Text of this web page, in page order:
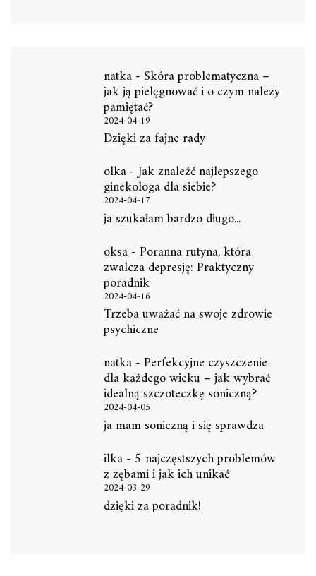
natka-Skóra problematyczna –
jak ją pielęgnować i o czym należy
pamiętać?
2024-04-19
Dzięki za fajne rady
olka-Jak znaleźć najlepszego
ginekologa dla siebie?
2024-04-17
ja szukałam bardzo długo...
oksa-Poranna rutyna, która
zwalcza depresję: Praktyczny
poradnik
2024-04-16
Trzeba uważać na swoje zdrowie
psychiczne
natka-Perfekcyjne czyszczenie
dla każdego wieku – jak wybrać
idealną szczoteczkę soniczną?
2024-04-05
ja mam soniczną i się sprawdza
ilka- 5 najczęstszych problemów
z zębami i jak ich unikać
2024-03-29
dzięki za poradnik!